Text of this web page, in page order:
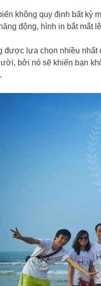
không quy định bất kỳ
động, hình in bắt mắt
được lựa chọn nhiều nhất
bởi nó sẽ khiến bạn